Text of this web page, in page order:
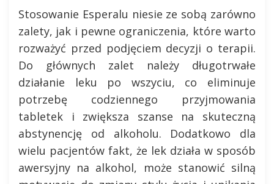
Stosowanie Esperalu niesie ze sobą zarówno
zalety, jak i pewne ograniczenia, które warto
rozważyć przed podjęciem decyzji o terapii.
Do głównych zalet należy długotrwałe
działanie leku po wszyciu, co eliminuje
potrzebę codziennego przyjmowania
tabletek i zwiększa szanse na skuteczną
abstynencję od alkoholu. Dodatkowo dla
wielu pacjentów fakt, że lek działa w sposób
awersyjny na alkohol, może stanowić silną